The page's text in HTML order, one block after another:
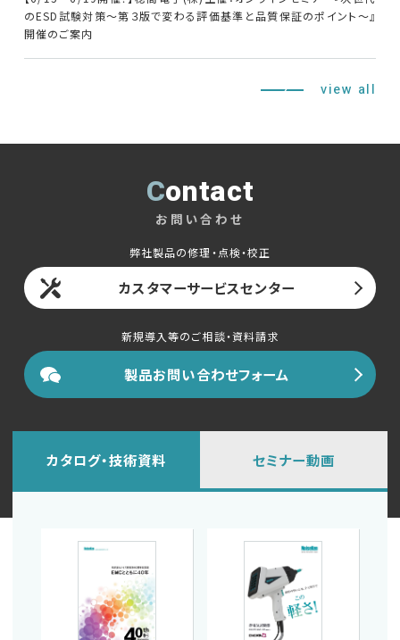
のESD試験対策～第３版で変わる評価基準と品質保証のポイント～』
開催のご案内
view all
Contact
お問い合わせ
弊社製品の修理・点検・校正
カスタマーサービスセンター
新規導入等のご相談・資料請求
製品お問い合わせフォーム
カタログ・技術資料 セミナー動画